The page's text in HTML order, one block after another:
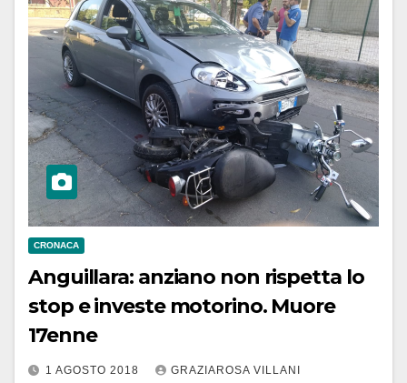
CRONACA
Anguillara: anziano non rispetta lo
stop e investe motorino. Muore
17enne
1 AGOSTO 2018 GRAZIAROSA VILLANI